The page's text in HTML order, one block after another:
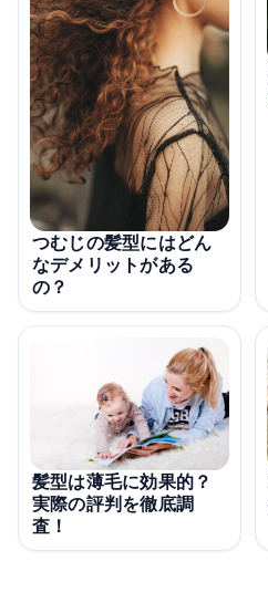
つむじの髪型にはどん
なデメリットがある
の？
髪型は薄毛に効果的？
実際の評判を徹底調
査！